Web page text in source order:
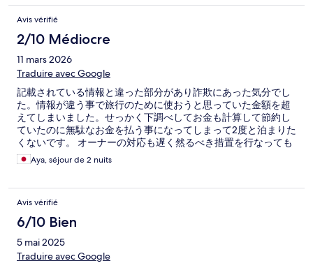
Avis vérifié
2/10 Médiocre
11 mars 2026
Traduire avec Google
記載されている情報と違った部分があり詐欺にあった気分でし
た。情報が違う事で旅行のために使おうと思っていた金額を超
えてしまいました。せっかく下調べしてお金も計算して節約し
ていたのに無駄なお金を払う事になってしまって2度と泊まりた
くないです。 オーナーの対応も遅く然るべき措置を行なっても
らえず気分を害されました。また、ホコリもすごく非常に不衛
生でした。コンセントも使えずもう最悪です。 布団の毛玉もす
Aya, séjour de 2 nuits
Avis vérifié
6/10 Bien
5 mai 2025
Traduire avec Google